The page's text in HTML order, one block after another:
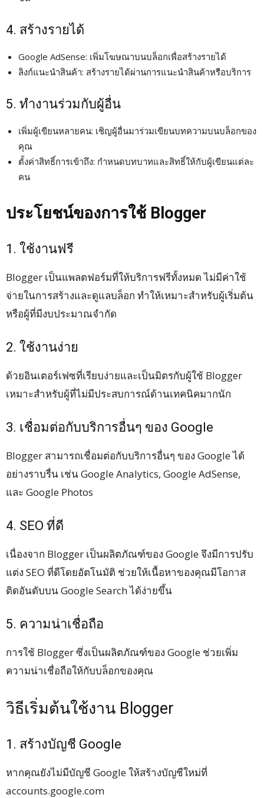
4. สร้างรายได้
Google AdSense: เพิ่มโฆษณาบนบล็อกเพื่อสร้างรายได้
ลิงก์แนะนำสินค้า: สร้างรายได้ผ่านการแนะนำสินค้าหรือบริการ
5. ทำงานร่วมกับผู้อื่น
เพิ่มผู้เขียนหลายคน: เชิญผู้อื่นมาร่วมเขียนบทความบนบล็อกของ
คุณ
ตั้งค่าสิทธิ์การเข้าถึง: กำหนดบทบาทและสิทธิ์ให้กับผู้เขียนแต่ละ
คน
ประโยชน์ของการใช้ Blogger
1. ใช้งานฟรี
Blogger เป็นแพลตฟอร์มที่ให้บริการฟรีทั้งหมด ไม่มีค่าใช้
จ่ายในการสร้างและดูแลบล็อก ทำให้เหมาะสำหรับผู้เริ่มต้น
หรือผู้ที่มีงบประมาณจำกัด
2. ใช้งานง่าย
ด้วยอินเตอร์เฟซที่เรียบง่ายและเป็นมิตรกับผู้ใช้ Blogger
เหมาะสำหรับผู้ที่ไม่มีประสบการณ์ด้านเทคนิคมากนัก
3. เชื่อมต่อกับบริการอื่นๆ ของ Google
Blogger สามารถเชื่อมต่อกับบริการอื่นๆ ของ Google ได้
อย่างราบรื่น เช่น Google Analytics, Google AdSense,
และ Google Photos
4. SEO ที่ดี
เนื่องจาก Blogger เป็นผลิตภัณฑ์ของ Google จึงมีการปรับ
แต่ง SEO ที่ดีโดยอัตโนมัติ ช่วยให้เนื้อหาของคุณมีโอกาส
ติดอันดับบน Google Search ได้ง่ายขึ้น
5. ความน่าเชื่อถือ
การใช้ Blogger ซึ่งเป็นผลิตภัณฑ์ของ Google ช่วยเพิ่ม
ความน่าเชื่อถือให้กับบล็อกของคุณ
วิธีเริ่มต้นใช้งาน Blogger
1. สร้างบัญชี Google
หากคุณยังไม่มีบัญชี Google ให้สร้างบัญชีใหม่ที่
accounts.google.com